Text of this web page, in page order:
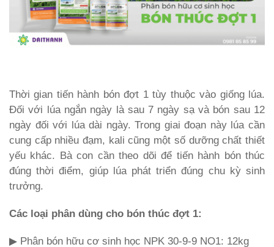
Thời gian tiến hành bón đợt 1 tùy thuộc vào giống lúa.
Đối với lúa ngắn ngày là sau 7 ngày sạ và bón sau 12
ngày đối với lúa dài ngày. Trong giai đoạn này lúa cần
cung cấp nhiều đạm, kali cũng một số dưỡng chất thiết
yếu khác. Bà con cần theo dõi để tiến hành bón thúc
đúng thời điểm, giúp lúa phát triển đúng chu kỳ sinh
trưởng.
Các loại phân dùng cho bón thúc đợt 1:
▶ Phân bón hữu cơ sinh học NPK 30-9-9 NO1: 12kg